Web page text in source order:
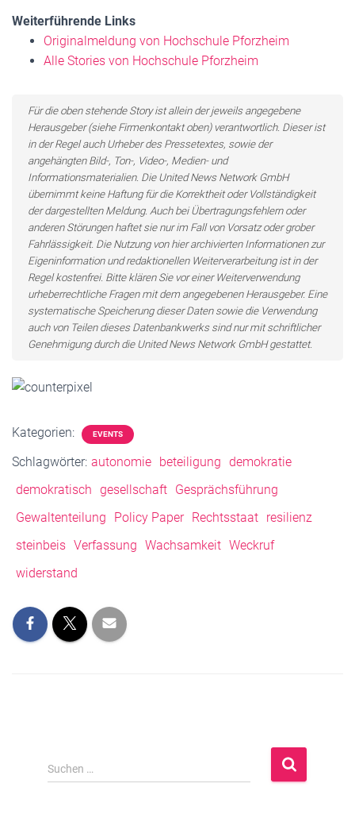
Weiterführende Links
Originalmeldung von Hochschule Pforzheim
Alle Stories von Hochschule Pforzheim
Für die oben stehende Story ist allein der jeweils angegebene
Herausgeber (siehe Firmenkontakt oben) verantwortlich. Dieser ist
in der Regel auch Urheber des Pressetextes, sowie der
angehängten Bild-, Ton-, Video-, Medien- und
Informationsmaterialien. Die United News Network GmbH
übernimmt keine Haftung für die Korrektheit oder Vollständigkeit
der dargestellten Meldung. Auch bei Übertragungsfehlern oder
anderen Störungen haftet sie nur im Fall von Vorsatz oder grober
Fahrlässigkeit. Die Nutzung von hier archivierten Informationen zur
Eigeninformation und redaktionellen Weiterverarbeitung ist in der
Regel kostenfrei. Bitte klären Sie vor einer Weiterverwendung
urheberrechtliche Fragen mit dem angegebenen Herausgeber. Eine
systematische Speicherung dieser Daten sowie die Verwendung
auch von Teilen dieses Datenbankwerks sind nur mit schriftlicher
Genehmigung durch die United News Network GmbH gestattet.
Kategorien: EVENTS
Schlagwörter: autonomie beteiligung demokratie
demokratisch gesellschaft Gesprächsführung
Gewaltenteilung
Policy Paper Rechtsstaat resilienz
steinbeis Verfassung Wachsamkeit Weckruf
widerstand
S
u
Suchen …